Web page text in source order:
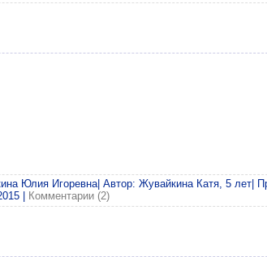
Юлия Игоревна| Автор: Жувайкина Катя, 5 лет|
Комментарии (2)